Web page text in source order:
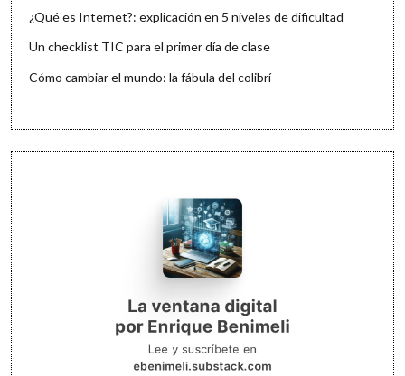
¿Qué es Internet?: explicación en 5 niveles de dificultad
Un checklist TIC para el primer día de clase
Cómo cambiar el mundo: la fábula del colibrí